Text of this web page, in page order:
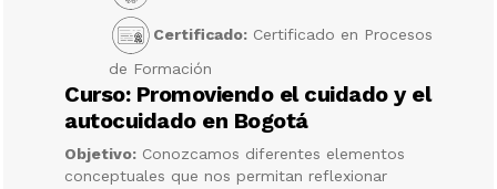
Certificado: Certificado en Procesos
de Formación
Curso: Promoviendo el cuidado y el
autocuidado en Bogotá
Objetivo: Conozcamos diferentes elementos
conceptuales que nos permitan reflexionar